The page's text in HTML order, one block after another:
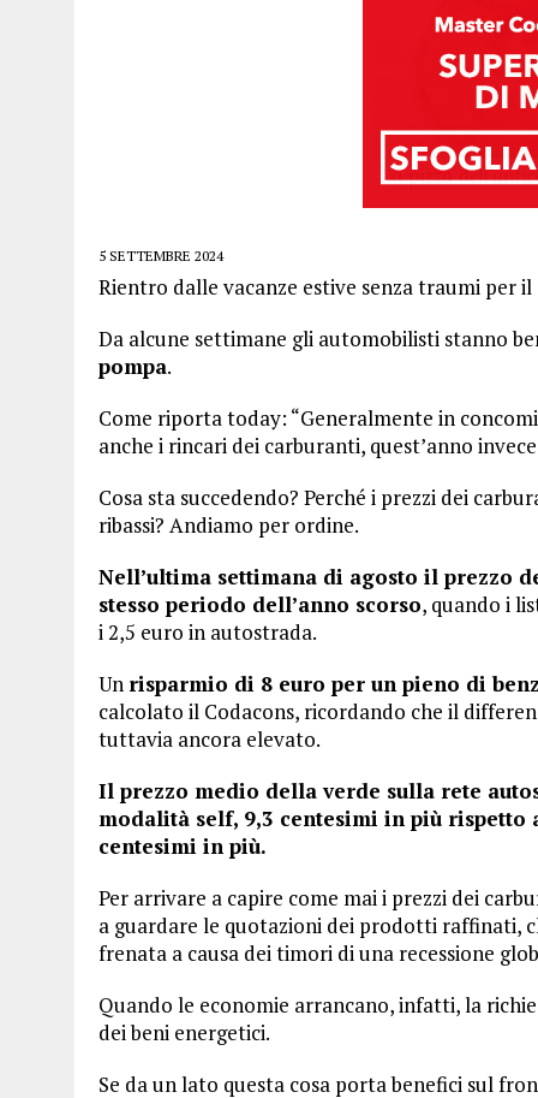
5 SETTEMBRE 2024
Rientro dalle vacanze estive senza traumi per il
Da alcune settimane gli automobilisti stanno
pompa.
Come riporta today: “Generalmente in
anche i rincari dei carburanti, quest’anno
Cosa sta succedendo? Perché i prezzi dei
ribassi? Andiamo per ordine.
Nell’ultima settimana di agosto il prezzo
stesso periodo dell’anno scorso, quando i
i 2,5 euro in autostrada.
Un risparmio di 8 euro per un pieno di
calcolato il Codacons, ricordando che il
tuttavia ancora elevato.
Il prezzo medio della verde sulla rete
modalità self, 9,3 centesimi in più
centesimi in più.
Per arrivare a capire come mai i prezzi dei
a guardare le quotazioni dei prodotti raffinati,
frenata a causa dei timori di una recessione
Quando le economie arrancano, infatti, la
dei beni energetici.
Se da un lato questa cosa porta benefici sul